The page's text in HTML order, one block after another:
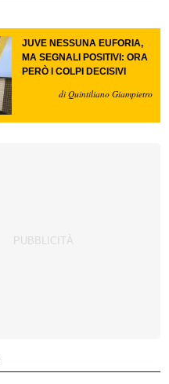
JUVE NESSUNA EUFORIA,
MA SEGNALI POSITIVI: ORA
PERÒ I COLPI DECISIVI
di Quintiliano Giampietro